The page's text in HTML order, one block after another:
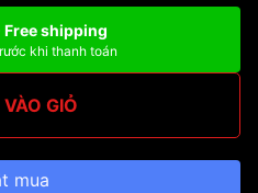
Free shipping
khi thanh toán
GIỎ
mua